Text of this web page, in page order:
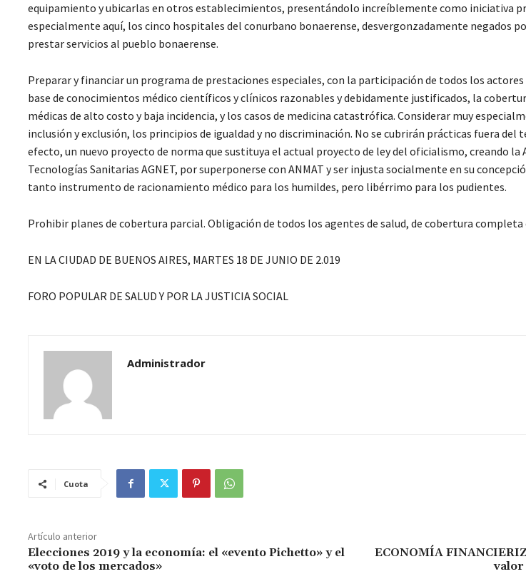
equipamiento y ubicarlas en otros establecimientos, presentándolo increíblemente como iniciativa
especialmente aquí, los cinco hospitales del conurbano bonaerense, desvergonzadamente negados
prestar servicios al pueblo bonaerense.
Preparar y financiar un programa de prestaciones especiales, con la participación de todos los
base de conocimientos médico científicos y clínicos razonables y debidamente justificados, la
médicas de alto costo y baja incidencia, y los casos de medicina catastrófica. Considerar muy
inclusión y exclusión, los principios de igualdad y no discriminación. No se cubrirán prácticas fuera
efecto, un nuevo proyecto de norma que sustituya el actual proyecto de ley del oficialismo, creando la
Tecnologías Sanitarias AGNET, por superponerse con ANMAT y ser injusta socialmente en su
tanto instrumento de racionamiento médico para los humildes, pero libérrimo para los pudientes.
Prohibir planes de cobertura parcial. Obligación de todos los agentes de salud, de cobertura completa
EN LA CIUDAD DE BUENOS AIRES, MARTES 18 DE JUNIO DE 2.019
FORO POPULAR DE SALUD Y POR LA JUSTICIA SOCIAL
Administrador
Cuota
Artículo anterior
Elecciones 2019 y la economía: el «evento Pichetto» y el
«voto de los mercados»
ECONOMÍA
valor